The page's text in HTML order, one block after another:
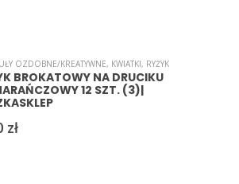
OZDOBNE/KREATYWNE, KWIATKI, RYŻYK
BROKATOWY NA DRUCIKU
12 SZT. (3)|
zł